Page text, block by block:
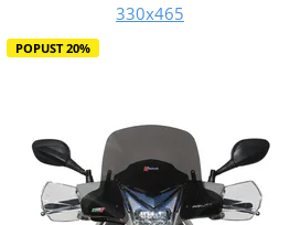
330x465
POPUST 20%